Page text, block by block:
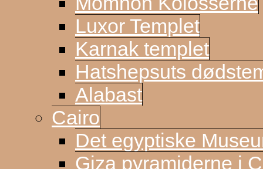
Luxor Templet
Karnak templet
Hatshepsuts
Alabast
Cairo
Det egyptiske
Giza pyramiderne i